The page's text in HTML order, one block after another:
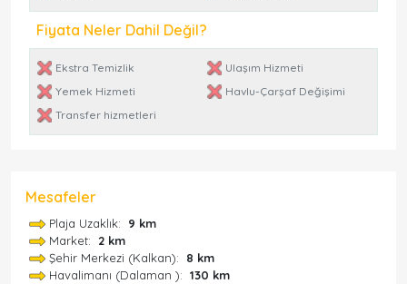
Fiyata Neler Dahil Değil?
Ekstra Temizlik
Ulaşım Hizmeti
Yemek Hizmeti
Havlu-Çarşaf Değişimi
Transfer hizmetleri
Mesafeler
Plaja Uzaklık: 9 km
Market: 2 km
Şehir Merkezi (Kalkan): 8 km
Havalimanı (Dalaman ): 130 km